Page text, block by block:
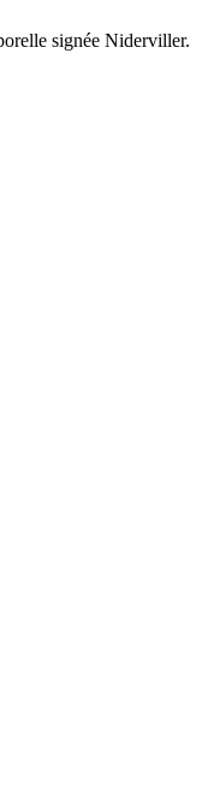
signée Niderviller.